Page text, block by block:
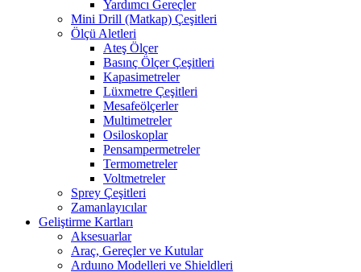
Yardımcı Gereçler
Mini Drill (Matkap) Çeşitleri
Ölçü Aletleri
Ateş Ölçer
Basınç Ölçer Çeşitleri
Kapasimetreler
Lüxmetre Çeşitleri
Mesafeölçerler
Multimetreler
Osiloskoplar
Pensampermetreler
Termometreler
Voltmetreler
Sprey Çeşitleri
Zamanlayıcılar
Geliştirme Kartları
Aksesuarlar
Araç, Gereçler ve Kutular
Arduıno Modelleri ve Shieldleri